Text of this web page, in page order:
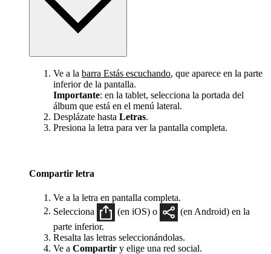
Ve a la barra Estás escuchando, que aparece en la parte
inferior de la pantalla.
Importante: en la tablet, selecciona la portada del
álbum que está en el menú lateral.
Desplázate hasta Letras.
Presiona la letra para ver la pantalla completa.
Compartir letra
Ve a la letra en pantalla completa.
Selecciona
(en iOS) o
(en Android) en la
parte inferior.
Resalta las letras seleccionándolas.
Ve a Compartir y elige una red social.